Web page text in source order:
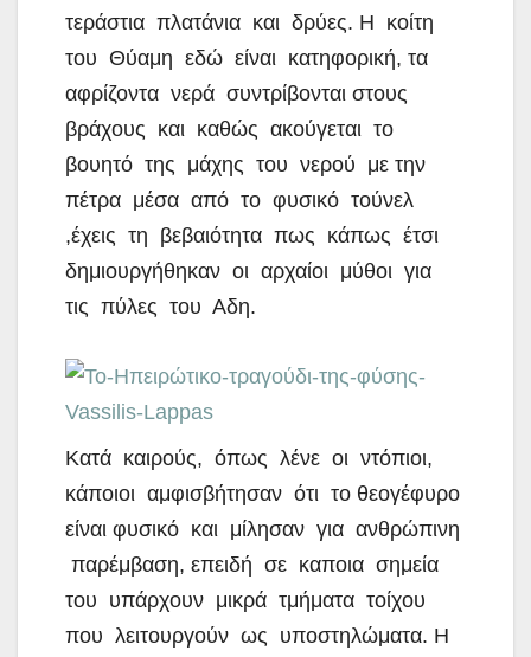
τεράστια πλατάνια και δρύες. Η κοίτη
του Θύαμη εδώ είναι κατηφορική, τα
αφρίζοντα νερά συντρίβονται στους
βράχους και καθώς ακούγεται το
βουητό της μάχης του νερού με την
πέτρα μέσα από το φυσικό τούνελ
,έχεις τη βεβαιότητα πως κάπως έτσι
δημιουργήθηκαν οι αρχαίοι μύθοι για
τις πύλες του Αδη.
Κατά καιρούς, όπως λένε οι ντόπιοι,
κάποιοι αμφισβήτησαν ότι το θεογέφυρο
είναι φυσικό και μίλησαν για ανθρώπινη
παρέμβαση, επειδή σε καποια σημεία
του υπάρχουν μικρά τμήματα τοίχου
που λειτουργούν ως υποστηλώματα. Η